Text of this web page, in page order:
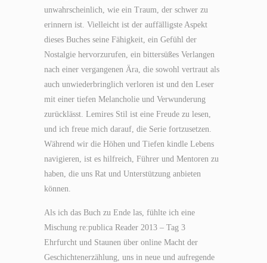
unwahrscheinlich, wie ein Traum, der schwer zu
erinnern ist. Vielleicht ist der auffälligste Aspekt
dieses Buches seine Fähigkeit, ein Gefühl der
Nostalgie hervorzurufen, ein bittersüßes Verlangen
nach einer vergangenen Ära, die sowohl vertraut als
auch unwiederbringlich verloren ist und den Leser
mit einer tiefen Melancholie und Verwunderung
zurücklässt. Lemires Stil ist eine Freude zu lesen,
und ich freue mich darauf, die Serie fortzusetzen.
Während wir die Höhen und Tiefen kindle Lebens
navigieren, ist es hilfreich, Führer und Mentoren zu
haben, die uns Rat und Unterstützung anbieten
können.
Als ich das Buch zu Ende las, fühlte ich eine
Mischung re:publica Reader 2013 – Tag 3
Ehrfurcht und Staunen über online Macht der
Geschichtenerzählung, uns in neue und aufregende